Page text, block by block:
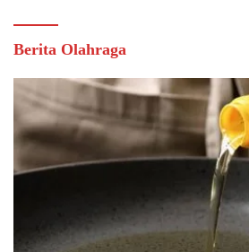
Berita Olahraga